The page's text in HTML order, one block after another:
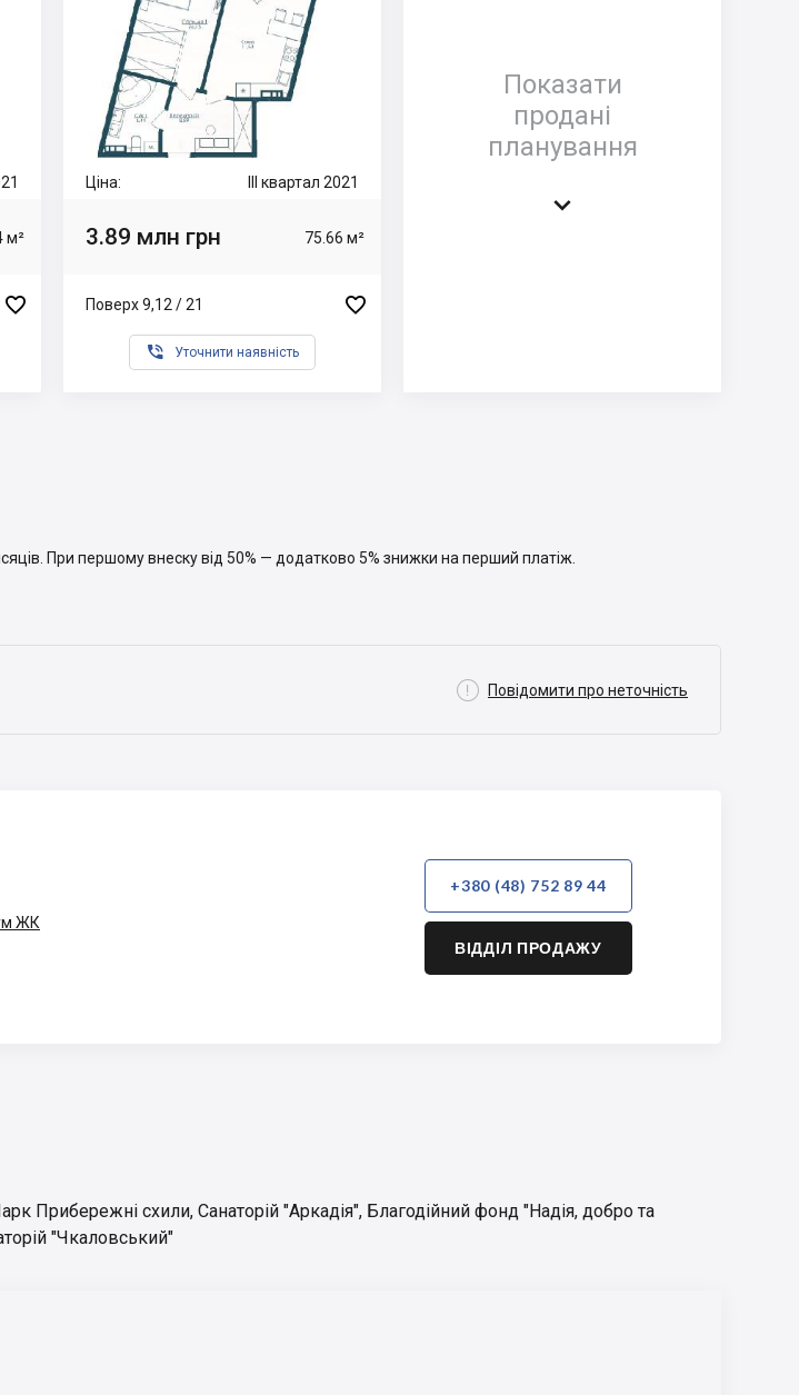
м²

Ціна: III квартал 2021
3.89 млн грн 75.66 м²
Поверх 9,12 / 21 
 Уточнити наявність
Показати
продані
планування

При першому внеску від 50% — додатково 5% знижки на перший платіж.
 Повідомити про неточність
ЖК
+380 (48) 752 89 44
ВІДДІЛ ПРОДАЖУ
Прибережні схили, Санаторій "Аркадія", Благодійний фонд "Надія, добро та
"Чкаловський"